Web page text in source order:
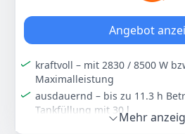
92 kg
Hersteller
Anzeigen
Angebot
kraftvoll – mit 2830 / 8500 W
Maximalleistung
ausdauernd – bis zu 11.3 h
Tankfüllung mit 30 l
flexibel – über drei Steckdosen
Mehr